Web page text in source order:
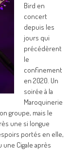
Bird en
concert
depuis les
jours qui
précédèrent
le
confinement
en 2020. Un
soirée à la
Maroquinerie
groupe, mais le
une si longue
portés en elle,
Cigale après